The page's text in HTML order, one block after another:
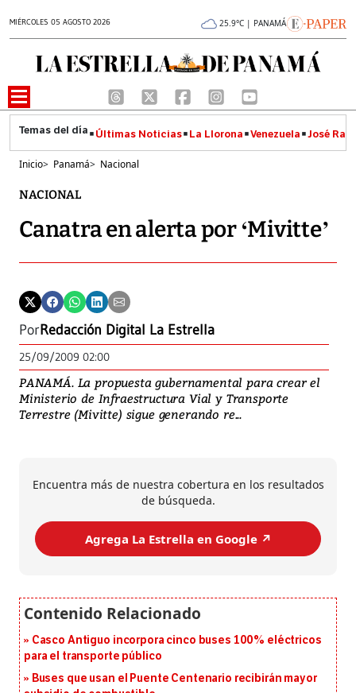
MIÉRCOLES 05 AGOSTO 2026 25.9°C | PANAMÁ
Últimas Noticias La Llorona Venezuela José
Inicio> Panamá> Nacional
NACIONAL
Canatra en alerta por ‘Mivitte’
PorRedacción Digital La Estrella
25/09/2009 02:00
PANAMÁ. La propuesta gubernamental para crear el
Ministerio de Infraestructura Vial y Transporte
Terrestre (Mivitte) sigue generando re...
Encuentra más de nuestra cobertura en los resultados
de búsqueda.
Agrega La Estrella en Google ↗️
Casco Antiguo incorpora cinco buses 100% eléctricos
para el transporte público
Buses que usan el Puente Centenario recibirán mayor